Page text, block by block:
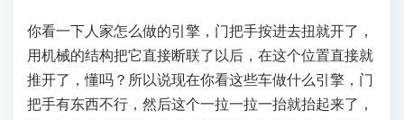
你看一下人家怎么做的引擎，门把手按进去扭就开了，
用机械的结构把它直接断联了以后，在这个位置直接就
推开了，懂吗？所以说现在你看这些车做什么引擎，门
把手有东西不行，然后这个一拉一拉一抬就抬起来了，